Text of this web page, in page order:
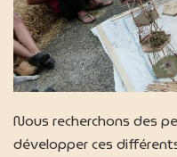
Nous recherchons des
développer ces